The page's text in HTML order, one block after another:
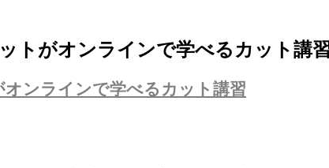
トがオンラインで学べるカット講
オンラインで学べるカット講習